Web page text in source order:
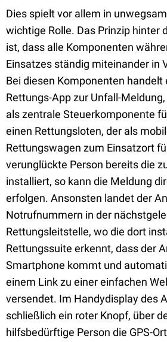
Dies spielt vor allem in
wichtige Rolle. Das Prinzip hinter
ist, dass alle Komponenten
Einsatzes ständig miteinander in
Bei diesen Komponenten handelt
Rettungs-App zur Unfall-
als zentrale Steuerkomponente
einen Rettungsloten, der als
Rettungswagen zum Einsatzort
verunglückte Person bereits die
installiert, so kann die Meldung
erfolgen. Ansonsten landet der
Notrufnummern in der
Rettungsleitstelle, wo die dort
Rettungssuite erkennt, dass der
Smartphone kommt und
einem Link zu einer einfachen
versendet. Im Handydisplay des
schließlich ein roter Knopf, über
hilfsbedürftige Person die GPS-